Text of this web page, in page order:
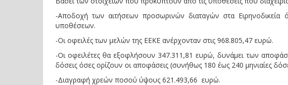
-Αποδοχή των αιτήσεων προσωρινών διαταγών στα
υποθέσεων.
-Οι οφειλές των μελών της ΕΕΚΕ ανέρχονταν στις 968.805,47 ευρώ.
-Οι οφειλέτες θα εξοφλήσουν 347.311,81 ευρώ, δυνάμει των
δόσεις όσες ορίζουν οι αποφάσεις (συνήθως 180 έως 240 μηνιαίες
-Διαγραφή χρεών ποσού ύψους 621.493,66 ευρώ.